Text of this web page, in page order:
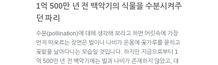
1억 500만 년 전 백악기의 식물을 수분시켜주
던 파리
수분(pollination)에 대해 생각해 보라고 하면 머릿속에 가장
먼저 떠오르는 장면은 벌이나 나비가 온몸에 꽃가루를 묻히고
꽃밭을 날아다니는 모습일 것입니다. 하지만 지금으로부터 1
억 500만 년 전 백악기에는 벌과 나비가 존재하지 않았고, 대